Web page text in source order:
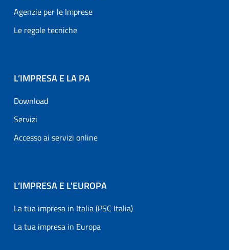
Agenzie per le Imprese
Le regole tecniche
L’IMPRESA E LA PA
Download
Servizi
Accesso ai servizi online
L’IMPRESA E L'EUROPA
La tua impresa in Italia (PSC Italia)
La tua impresa in Europa